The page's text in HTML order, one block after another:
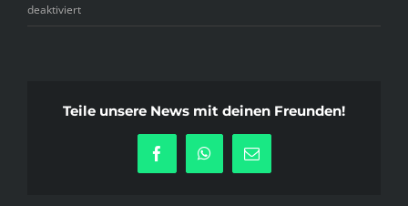
deaktiviertfür
Neujahrsangebot
Teile unsere News mit deinen Freunden!
FacebookWhatsApp
E-
Mail